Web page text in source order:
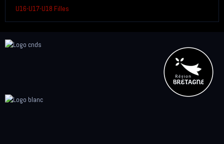
U16-U17-U18 Filles